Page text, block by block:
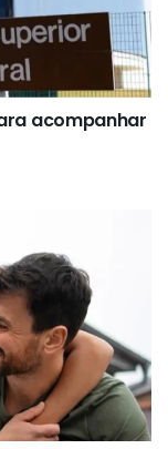
acompanhar